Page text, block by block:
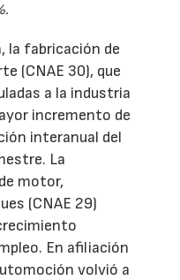
la fabricación de
(CNAE 30), que
a la industria
incremento de
interanual del
La
motor,
(CNAE 29)
En afiliación
volvió a